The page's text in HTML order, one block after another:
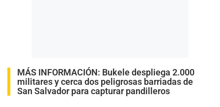
MÁS INFORMACIÓN: Bukele despliega 2.000
militares y cerca dos peligrosas barriadas de
San Salvador para capturar pandilleros